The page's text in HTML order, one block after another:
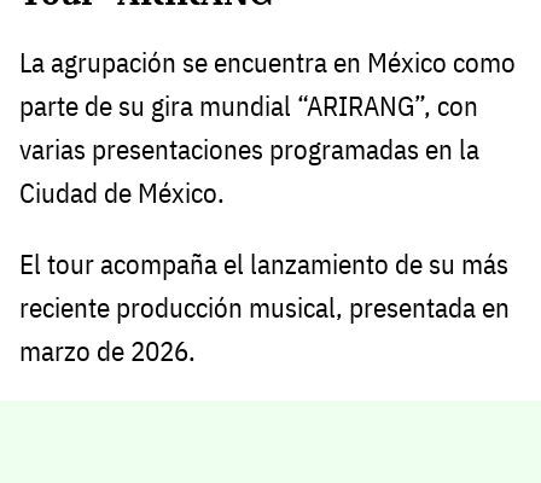
La agrupación se encuentra en México como
parte de su gira mundial “ARIRANG”, con
varias presentaciones programadas en la
Ciudad de México.
El tour acompaña el lanzamiento de su más
reciente producción musical, presentada en
marzo de 2026.